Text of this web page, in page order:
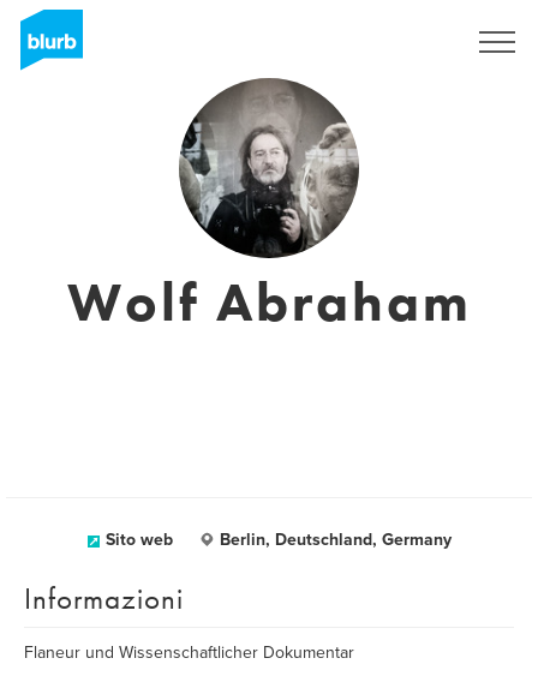
Wolf Abraham
Sito web Berlin, Deutschland, Germany
Informazioni
Flaneur und Wissenschaftlicher Dokumentar